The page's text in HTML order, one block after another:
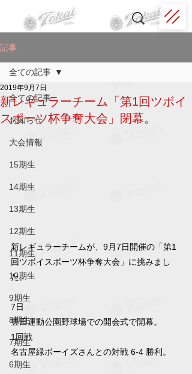
記事
全ての記事
お知らせ
大会情報
15期生
14期生
13期生
12期生
11期生
10期生
9期生
8期生
7期生
6期生
全ての記事
新レギュラーチーム「第1回ツボイ
スポーツ杯争奪大会」閉幕。
2019年9月7日
新レギュラーチームが、9月7日開催の「第1
回ツボイスポーツ杯争奪大会」に挑みまし
た。
7日
豊田運動公園野球場での開会式で開幕。
1回戦
名古屋緑ボーイズさんとの対戦 6-4 勝利。